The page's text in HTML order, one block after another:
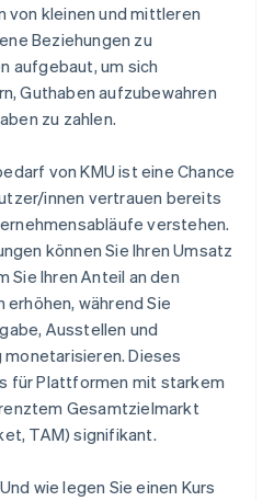
von kleinen und mittleren
Beziehungen zu
aufgebaut, um sich
Guthaben aufzubewahren
zu zahlen.
von KMU ist eine Chance
innen vertrauen bereits
verstehen.
können Sie Ihren Umsatz
Sie Ihren Anteil an den
während Sie
Ausstellen und
Dieses
für Plattformen mit starkem
Gesamtzielmarkt
TAM) signifikant.
wie legen Sie einen Kurs